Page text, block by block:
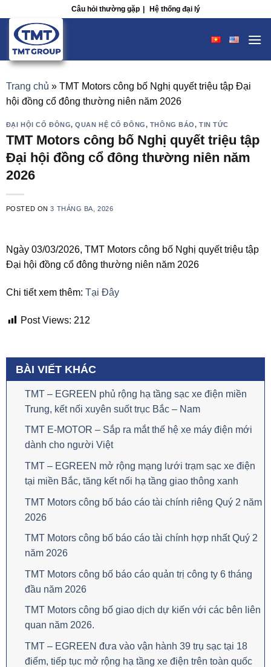
content
Câu hỏi thường gặp | Hệ thống đại lý
Trang chủ » TMT Motors công bố Nghị quyết triệu tập Đại
hội đồng cổ đông thường niên năm 2026
ĐẠI HỘI CỔ ĐÔNG,QUAN HỆ CỔ ĐÔNG, THÔNG BÁO,TIN TỨC
TMT Motors công bố Nghị quyết triệu tập
Đại hội đồng cổ đông thường niên năm
2026
POSTED ON3 THÁNG BA, 2026
Ngày 03/03/2026, TMT Motors công bố Nghị quyết triệu tập
Đại hội đồng cổ đông thường niên năm 2026
Chi tiết xem thêm: Tại Đây
Post Views: 212
BÀI VIẾT KHÁC
TMT – EGREEN phủ rộng hạ tầng sạc xe điện miền
Trung, kết nối xuyên suốt trục Bắc – Nam
TMT E-MOTOR – Sắp ra mắt thế hệ xe máy điện mới
dành cho người Việt
TMT – EGREEN mở rộng mạng lưới trạm sạc xe điện
tại miền Bắc, tăng kết nối hạ tầng giao thông xanh
TMT Motors công bố báo cáo tài chính riêng Quý 2 năm
2026
TMT Motors công bố báo cáo tài chính hợp nhất Quý 2
năm 2026
TMT Motors công bố báo cáo quản trị công ty 6 tháng
đầu năm 2026
TMT Motors công bố giao dịch dự kiến với các bên liên
quan năm 2026.
TMT – EGREEN đưa vào vận hành 39 trụ sạc tại 18
điểm, tiếp tục mở rộng hạ tầng xe điện trên toàn quốc